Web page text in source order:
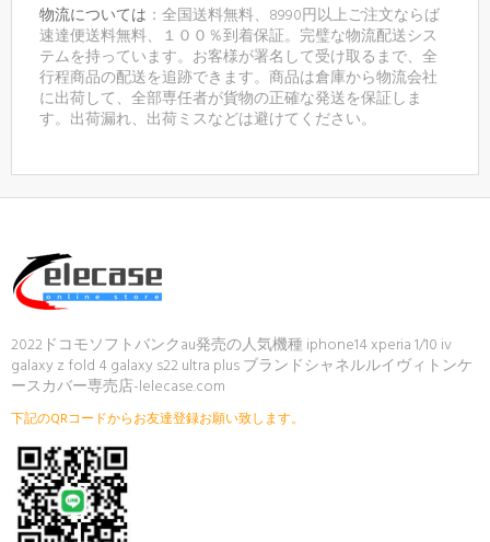
物流については ：全国送料無料、8990円以上ご注文ならば
速達便送料無料、１００％到着保証。完璧な物流配送シス
テムを持っています。お客様が署名して受け取るまで、全
行程商品の配送を追跡できます。商品は倉庫から物流会社
に出荷して、全部専任者が貨物の正確な発送を保証しま
す。出荷漏れ、出荷ミスなどは避けてください。
2022ドコモソフトバンクau発売の人気機種 iphone14 xperia 1/10 iv
galaxy z fold 4 galaxy s22 ultra plus ブランドシャネルルイヴィトンケ
ースカバー専売店-lelecase.com
下記のQRコードからお友達登録お願い致します。